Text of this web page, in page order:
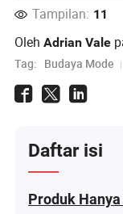
Tampilan: 11
OlehAdrian Vale
Tag: Budaya Mode
Daftar isi
Produk